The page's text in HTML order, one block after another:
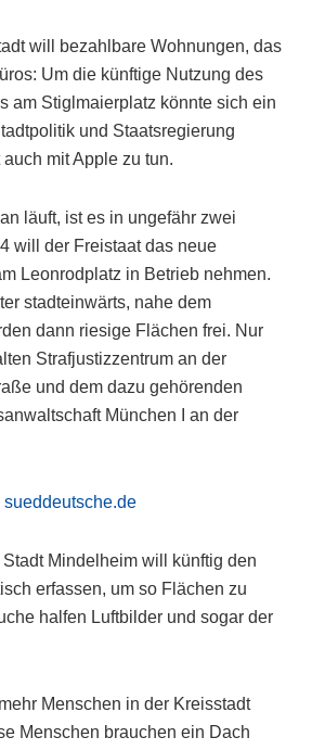
will bezahlbare Wohnungen, das
Um die künftige Nutzung des
am Stiglmaierplatz könnte sich ein
und Staatsregierung
mit Apple zu tun.
läuft, ist es in ungefähr zwei
will der Freistaat das neue
Leonrodplatz in Betrieb nehmen.
stadteinwärts, nahe dem
dann riesige Flächen frei. Nur
Strafjustizzentrum an der
und dem dazu gehörenden
München I an der
sueddeutsche.de
Mindelheim will künftig den
erfassen, um so Flächen zu
halfen Luftbilder und sogar der
Menschen in der Kreisstadt
Menschen brauchen ein Dach